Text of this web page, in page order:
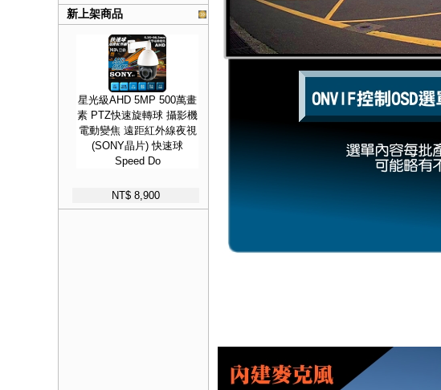
新上架商品
星光級AHD 5MP 500萬畫
素 PTZ快速旋轉球 攝影機
電動變焦 遠距紅外線夜視
(SONY晶片) 快速球
Speed Do
NT$ 8,900